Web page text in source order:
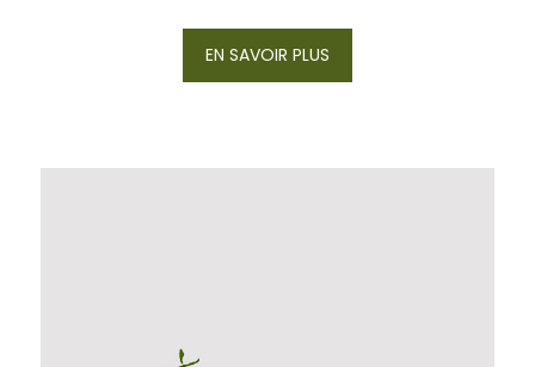
EN SAVOIR PLUS